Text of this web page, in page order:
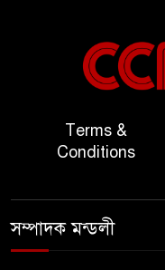
Terms &
Conditions
সম্পাদক মন্ডলী